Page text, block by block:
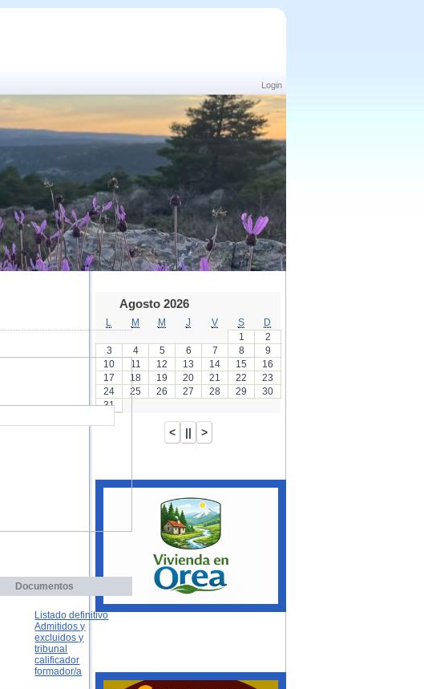
Login
Documentos
Listado definitivo
Admitidos y
excluidos y
tribunal
calificador
formador/a
Agosto 2026
M M J V S
D
1
2
3
4 5 6 7 8
9
10
11 12 13 14 15
16
17
18 19 20 21 22
23
24
25 26 27 28 29
30
31